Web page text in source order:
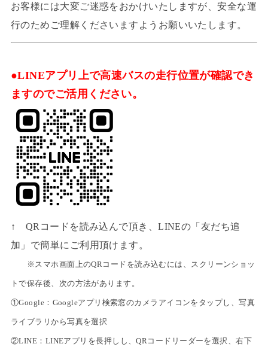
お客様には大変ご迷惑をおかけいたしますが、安全な運
行のためご理解くださいますようお願いいたします。
●LINEアプリ上で高速バスの走行位置が確認でき
ますのでご活用ください。
↑ QRコードを読み込んで頂き、LINEの「友だち追
加」で簡単にご利用頂けます。
※スマホ画面上のQRコードを読み込むには、スクリーンショッ
トで保存後、次の方法があります。
①Google：Googleアプリ検索窓のカメラアイコンをタップし、写真
ライブラリから写真を選択
②LINE：LINEアプリを長押しし、QRコードリーダーを選択、右下